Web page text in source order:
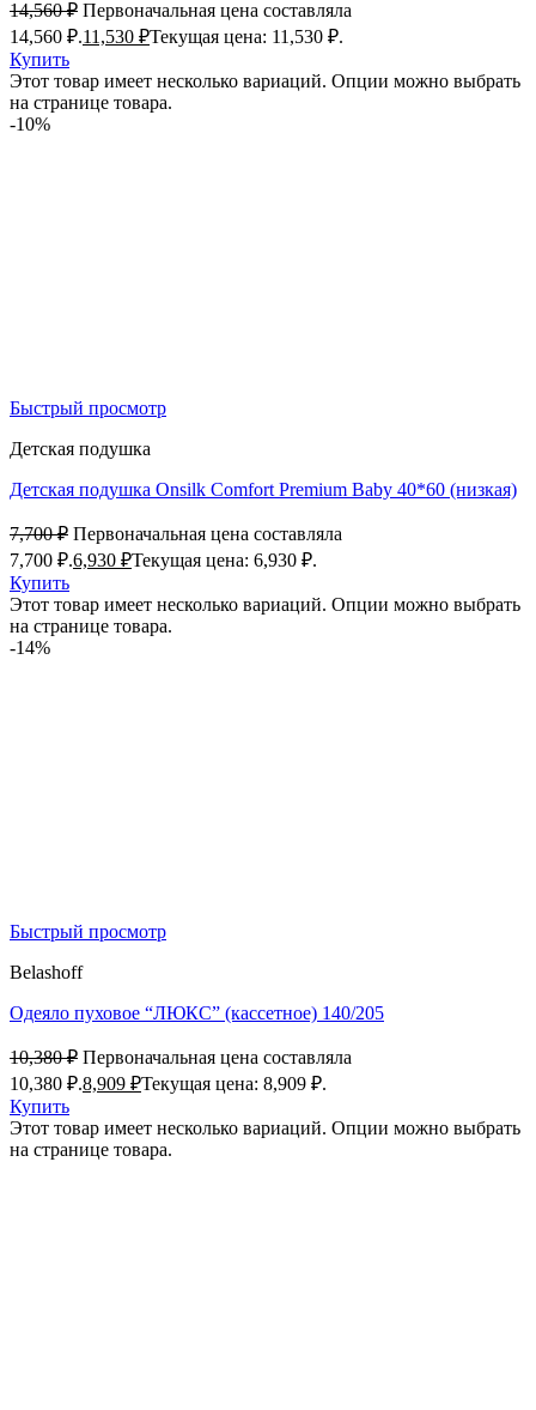
14,560₽ Первоначальная цена составляла
14,560 ₽.11,530 ₽Текущая цена: 11,530 ₽.
Купить
Этот товар имеет несколько вариаций. Опции можно выбрать
на странице товара.
-10%
Быстрый просмотр
Детская подушка
Детская подушка Onsilk Comfort Premium Baby 40*60 (низкая)
7,700₽ Первоначальная цена составляла
7,700 ₽.6,930 ₽Текущая цена: 6,930 ₽.
Купить
Этот товар имеет несколько вариаций. Опции можно выбрать
на странице товара.
-14%
Быстрый просмотр
Belashoff
Одеяло пуховое “ЛЮКС” (кассетное) 140/205
10,380₽ Первоначальная цена составляла
10,380 ₽.8,909 ₽Текущая цена: 8,909 ₽.
Купить
Этот товар имеет несколько вариаций. Опции можно выбрать
на странице товара.